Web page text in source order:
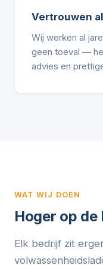
Vertrouwen
Wij werken al
geen toeval —
advies en
WAT WIJ DOEN
Hoger op
Elk bedrijf zit